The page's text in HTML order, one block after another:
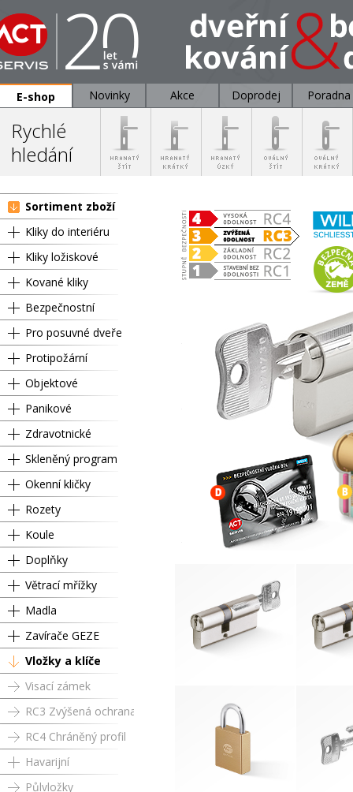
E-shop Novinky Akce Doprodej Poradna
Rychlé
hledání
Sortiment zboží
Kliky do interiéru
Kliky ložiskové
Kované kliky
Bezpečnostní
Pro posuvné dveře
Protipožární
Objektové
Panikové
Zdravotnické
Skleněný program
Okenní kličky
Rozety
Koule
Doplňky
Větrací mřížky
Madla
Zavírače GEZE
Vložky a klíče
Visací zámek
RC3 Zvýšená ochrana
RC4 Chráněný profil
Havarijní
Půlvložky